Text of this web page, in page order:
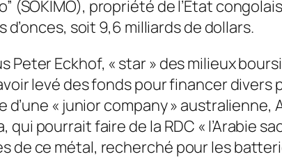
(SOKIMO), propriété de l’État
soit 9,6 milliards de dollars.
Peter Eckhof, « star » des milieux
levé des fonds pour financer
d’une « junior company »
pourrait faire de la RDC « l’Arabie
de ce métal, recherché pour les